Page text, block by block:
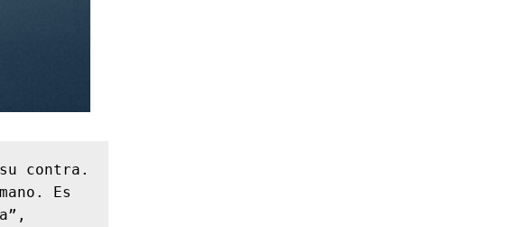
contra.
Es